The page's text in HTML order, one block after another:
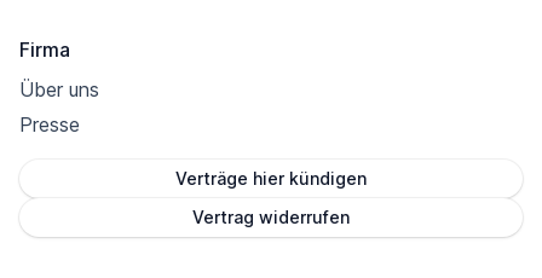
Firma
Über uns
Presse
Verträge hier kündigen
Vertrag widerrufen